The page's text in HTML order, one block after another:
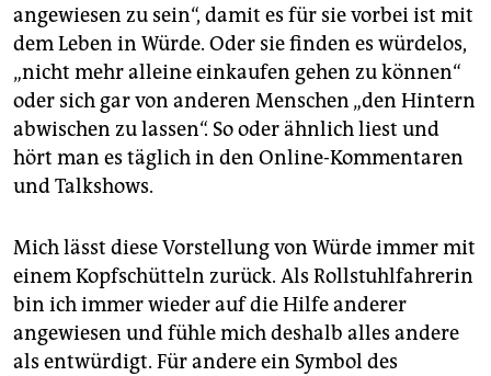
angewiesen zu sein“, damit es für sie vorbei ist mit
dem Leben in Würde. Oder sie finden es würdelos,
„nicht mehr alleine einkaufen gehen zu können“
oder sich gar von anderen Menschen „den Hintern
abwischen zu lassen“. So oder ähnlich liest und
hört man es täglich in den Online-Kommentaren
und Talkshows.
Mich lässt diese Vorstellung von Würde immer mit
einem Kopfschütteln zurück. Als Rollstuhlfahrerin
bin ich immer wieder auf die Hilfe anderer
angewiesen und fühle mich deshalb alles andere
als entwürdigt. Für andere ein Symbol des